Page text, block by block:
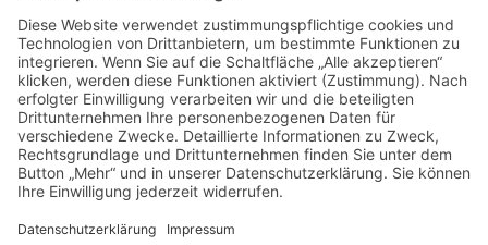
Widerrufsbelehrung
Widerrufsformular
Zahlung/Versand
SOCIAL MEDIA